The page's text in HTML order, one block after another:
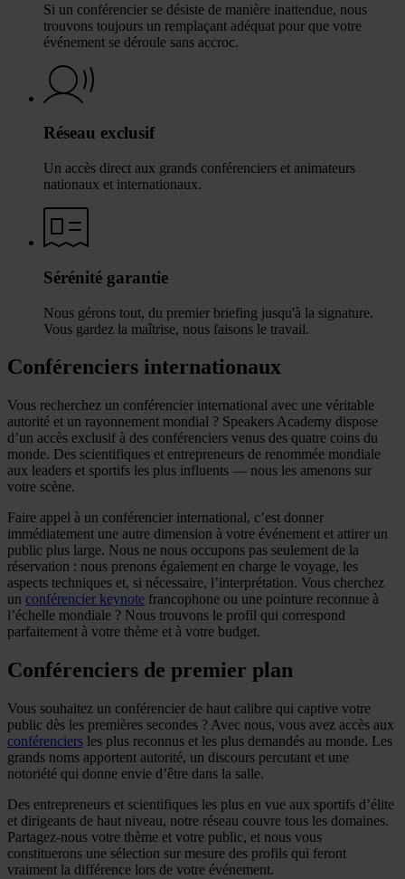
Si un conférencier se désiste de manière inattendue, nous
trouvons toujours un remplaçant adéquat pour que votre
événement se déroule sans accroc.
Réseau exclusif
Un accès direct aux grands conférenciers et animateurs
nationaux et internationaux.
Sérénité garantie
Nous gérons tout, du premier briefing jusqu'à la signature.
Vous gardez la maîtrise, nous faisons le travail.
Conférenciers internationaux
Vous recherchez un conférencier international avec une véritable
autorité et un rayonnement mondial ? Speakers Academy dispose
d’un accès exclusif à des conférenciers venus des quatre coins du
monde. Des scientifiques et entrepreneurs de renommée mondiale
aux leaders et sportifs les plus influents — nous les amenons sur
votre scène.
Faire appel à un conférencier international, c’est donner
immédiatement une autre dimension à votre événement et attirer un
public plus large. Nous ne nous occupons pas seulement de la
réservation : nous prenons également en charge le voyage, les
aspects techniques et, si nécessaire, l’interprétation. Vous cherchez
un conférencier keynote francophone ou une pointure reconnue à
l’échelle mondiale ? Nous trouvons le profil qui correspond
parfaitement à votre thème et à votre budget.
Conférenciers de premier plan
Vous souhaitez un conférencier de haut calibre qui captive votre
public dès les premières secondes ? Avec nous, vous avez accès aux
conférenciers les plus reconnus et les plus demandés au monde. Les
grands noms apportent autorité, un discours percutant et une
notoriété qui donne envie d’être dans la salle.
Des entrepreneurs et scientifiques les plus en vue aux sportifs d’élite
et dirigeants de haut niveau, notre réseau couvre tous les domaines.
Partagez-nous votre thème et votre public, et nous vous
constituerons une sélection sur mesure des profils qui feront
vraiment la différence lors de votre événement.